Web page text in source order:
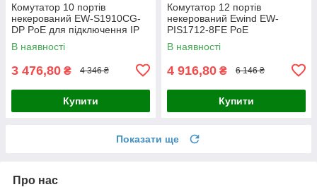
Комутатор 10 портів
некерований EW-S1910CG-
DP PoE для підключення IP
камер і відеоспостереження з
підтримкою PoE і
В наявності
3 476,80 ₴ 4 346 ₴
Купити
Комутатор 12 портів
некерований Ewind EW-
PIS1712-8FE PoE
В наявності
4 916,80 ₴ 6 146 ₴
Купити
Показати ще
Про нас